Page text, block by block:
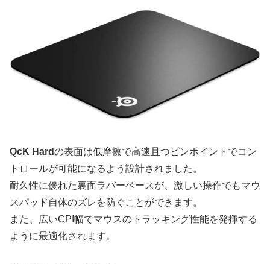
QcK Hardの表面は低摩擦で高速且つピンポイントでコン
トロールが可能になるよう設計されました。
耐久性に優れた裏面ラバーベースが、激しい操作でもマウ
スパッド自体のズレを防ぐことができます。
また、広いCPI幅でマウスのトラッキング性能を発揮する
ように最適化されます。